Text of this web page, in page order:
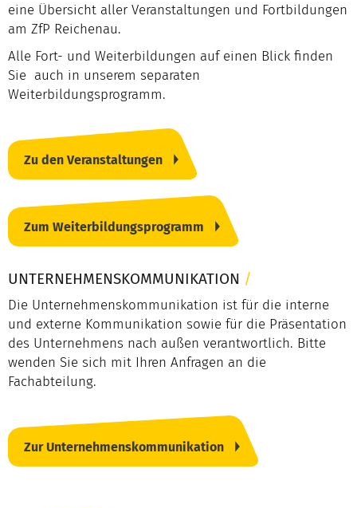
eine Übersicht aller Veranstaltungen und Fortbildungen
am ZfP Reichenau.
Alle Fort- und Weiterbildungen auf einen Blick finden
Sie auch in unserem separaten
Weiterbildungsprogramm.
Zu den Veranstaltungen
Zum Weiterbildungsprogramm
UNTERNEHMENSKOMMUNIKATION /
Die Unternehmenskommunikation ist für die interne
und externe Kommunikation sowie für die Präsentation
des Unternehmens nach außen verantwortlich. Bitte
wenden Sie sich mit Ihren Anfragen an die
Fachabteilung.
Zur Unternehmenskommunikation